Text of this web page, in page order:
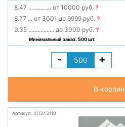
8.47 ............... от 10000 руб.?
8.77 ... от 3001 до 9999 руб.?
9.35 ................. до 3000 руб.?
Минимальный заказ: 500 шт.
- +
В
Артикул: 101343110